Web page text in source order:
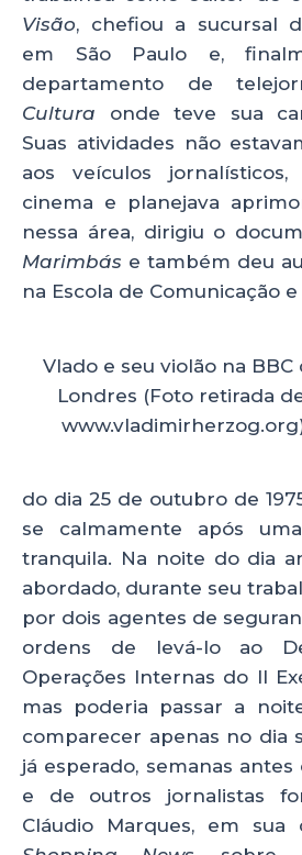
Visão, chefiou a sucursal
em São Paulo e,
departamento de
Cultura onde teve sua
Suas atividades não
aos veículos jornalísticos,
cinema e planejava
nessa área, dirigiu o
Marimbás e também deu
na Escola de Comunicação
Vlado e seu violão na BBC
Londres (Foto retirada
do dia 25 de outubro de
se calmamente após
tranquila. Na noite do dia
abordado, durante seu
por dois agentes de
ordens de levá-lo ao
Operações Internas do II
mas poderia passar a
comparecer apenas no dia
já esperado, semanas
e de outros jornalistas
Cláudio Marques, em sua